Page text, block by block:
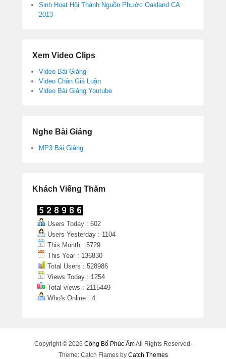
Sinh Hoạt Hội Thánh Nguồn Phước Oakland CA
2013
Xem Video Clips
Video Bài Giảng
Video Chân Giả Luận
Video Bài Giảng Youtube
Nghe Bài Giảng
MP3 Bài Giảng
Khách Viếng Thăm
Users Today : 602
Users Yesterday : 1104
This Month : 5729
This Year : 136830
Total Users : 528986
Views Today : 1254
Total views : 2115449
Who's Online : 4
Copyright © 2026 Công Bố Phúc ÂmAll Rights Reserved.
Theme: Catch Flames by Catch Themes